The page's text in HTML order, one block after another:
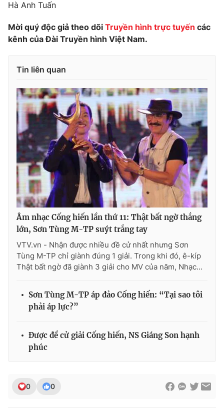
Hà Anh Tuấn
Mời quý độc giả theo dõi Truyền hình trực tuyến các
kênh của Đài Truyền hình Việt Nam.
Tin liên quan
Âm nhạc Cống hiến lần thứ 11: Thật bất ngờ thắng
lớn, Sơn Tùng M-TP suýt trắng tay
VTV.vn - Nhận được nhiều đề cử nhất nhưng Sơn
Tùng M-TP chỉ giành đúng 1 giải. Trong khi đó, ê-kíp
Thật bất ngờ đã giành 3 giải cho MV của năm, Nhạc...
Sơn Tùng M-TP áp đảo Cống hiến: “Tại sao tôi
phải áp lực?”
Được đề cử giải Cống hiến, NS Giáng Son hạnh
phúc
0 0